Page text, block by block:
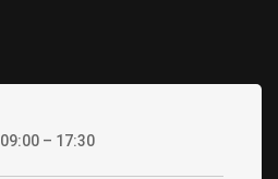
09:00 – 17:30